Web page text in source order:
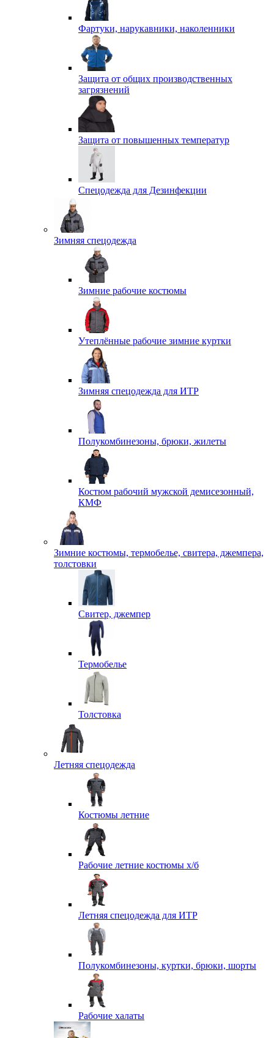
Фартуки, нарукавники, наколенники
Защита от общих производственных
загрязнений
Защита от повышенных температур
Спецодежда для Дезинфекции
Зимняя спецодежда
Зимние рабочие костюмы
Утеплённые рабочие зимние куртки
Зимняя спецодежда для ИТР
Полукомбинезоны, брюки, жилеты
Костюм рабочий мужской демисезонный,
КМФ
Зимние костюмы, термобелье, свитера, джемпера,
толстовки
Свитер, джемпер
Термобелье
Толстовка
Летняя спецодежда
Костюмы летние
Рабочие летние костюмы х/б
Летняя спецодежда для ИТР
Полукомбинезоны, куртки, брюки, шорты
Рабочие халаты